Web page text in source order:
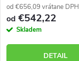
52711-62
od €656,09 vrátane DPH
od €542,22
Skladem
DETAIL